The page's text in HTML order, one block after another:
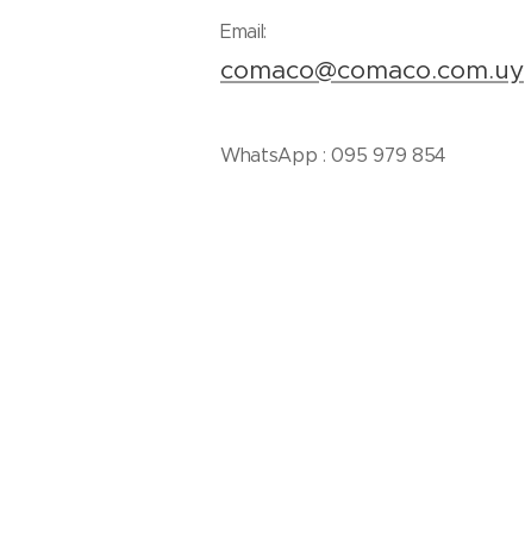
Email:
comaco@comaco.com.uy
WhatsApp : 095 979 854